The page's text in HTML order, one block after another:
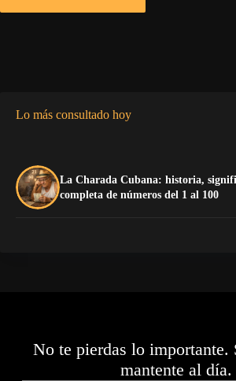
Lo más consultado hoy
La Charada Cubana: historia,
completa de números del 1 al 100
No te pierdas lo importante.
mantente al día.